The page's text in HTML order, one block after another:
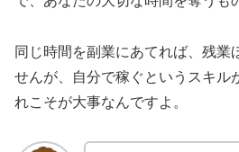
同じ時間を副業にあてれば、残業
せんが、自分で稼ぐというスキル
れこそが大事なんですよ。